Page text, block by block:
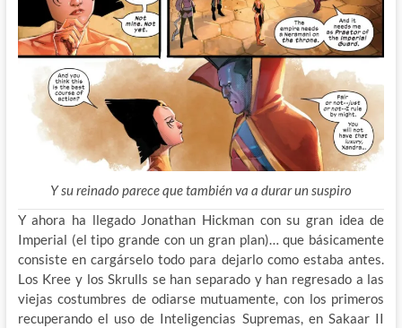
Y su reinado parece que también va a durar un suspiro
Y ahora ha llegado Jonathan Hickman con su gran idea de
Imperial (el tipo grande con un gran plan)… que básicamente
consiste en cargárselo todo para dejarlo como estaba antes.
Los Kree y los Skrulls se han separado y han regresado a las
viejas costumbres de odiarse mutuamente, con los primeros
recuperando el uso de Inteligencias Supremas, en Sakaar II